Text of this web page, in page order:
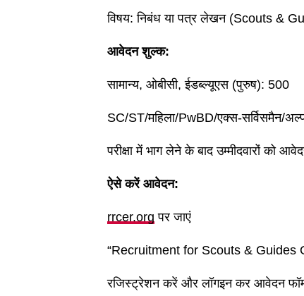
विषय: निबंध या पत्र लेखन (Scouts &
आवेदन शुल्क:
सामान्य, ओबीसी, ईडब्ल्यूएस (पुरुष): 500
SC/ST/महिला/PwBD/एक्स-सर्विसमैन/
परीक्षा में भाग लेने के बाद उम्मीदवारों को
ऐसे करें आवेदन:
rrcer.org पर जाएं
“Recruitment for Scouts & Guides
रजिस्ट्रेशन करें और लॉगइन कर आवेदन